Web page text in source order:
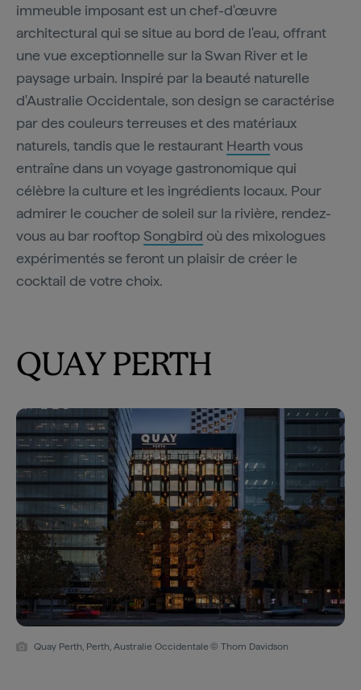
immeuble imposant est un chef-d'œuvre
architectural qui se situe au bord de l'eau, offrant
une vue exceptionnelle sur la Swan River et le
paysage urbain. Inspiré par la beauté naturelle
d'Australie Occidentale, son design se caractérise
par des couleurs terreuses et des matériaux
naturels, tandis que le restaurant Hearthvous
entraîne dans un voyage gastronomique qui
célèbre la culture et les ingrédients locaux. Pour
admirer le coucher de soleil sur la rivière, rendez-
vous au bar rooftopSongbird où des mixologues
expérimentés se feront un plaisir de créer le
cocktail de votre choix.
QUAY PERTH
Quay Perth, Perth, Australie Occidentale © Thom Davidson